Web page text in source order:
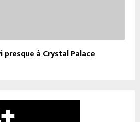
à Crystal Palace